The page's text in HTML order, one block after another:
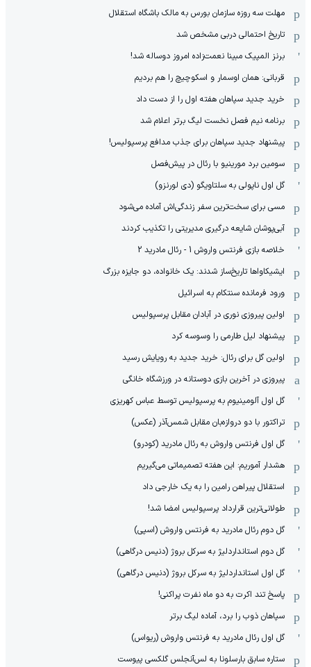
مهلت سه روزه سازمان بورس به مالک باشگاه استقلال
تاریخ احتمالی دربی مشخص شد
برنز المپیک مبینا نعمت‌زاده امروز دوساله شد!
قربانی: همان اوسمار و اسکوچیچ را هم بردیم
خرید جدید سپاهان هفته اول را از دست داد
برنامه نیم فصل نخست لیگ برتر اعلام شد
پیشنهاد جدید سپاهان برای جذب مدافع پرسپولیس!
سومین برد مورینیو با رئال در پیش‌فصل
گل اول ناپولی به سلتاویگو (دی لورنزو)
مسی برای سخت‌ترین سفر زندگی‌اش آماده می‌شود
آبی‌پوشان شایعه درگیری مدیریتی را تکذیب کردند
خلاصه بازی فرنتس واروش 1 - رئال مادرید 2
ایشیکاوا‌ها تاریخ‌ساز شدند: یک خانواده، دو جایزه بزرگ
ورود فرمانده سنتکام به اسرائیل
اولین پیروزی نوری در آبادان مقابل پرسپولیس
پیشنهاد لیل طارمی را وسوسه کرد
اولین گل برای رئال: خرید جدید به رویایش رسید
پیروزی در آخرین بازی دوستانه در ورزشگاه خانگی
گل اول آلومینیوم به پرسپولیس توسط عباس کهریزی
تراکتور با دو دروازه‌بان مقابل شمس‌آذر (عکس)
گل اول فرنتس واروش به رئال مادرید (کودرو)
هشدار آموریم: این هفته تصمیماتی می‌گیریم
استقلال پیراهن رامین را به یک خارجی داد
طولانی‌ترین قرارداد پرسپولیس امضا شد!
گل دوم رئال مادرید به فرنتس واروش (اسپی)
گل دوم استانداردلیژ به سرکل بروژ (دنیس درگاهی)
گل اول استانداردلیژ به سرکل بروژ (دنیس درگاهی)
پاسخ تند اکرت به دو ماه نفرت پراکنی!
سپاهان ذوب را برد، آماده لیگ برتر
گل اول رئال مادرید به فرنتس واروش (ریواس)
ستاره سابق بارسلونا به لس‌آنجلس گلکسی پیوست